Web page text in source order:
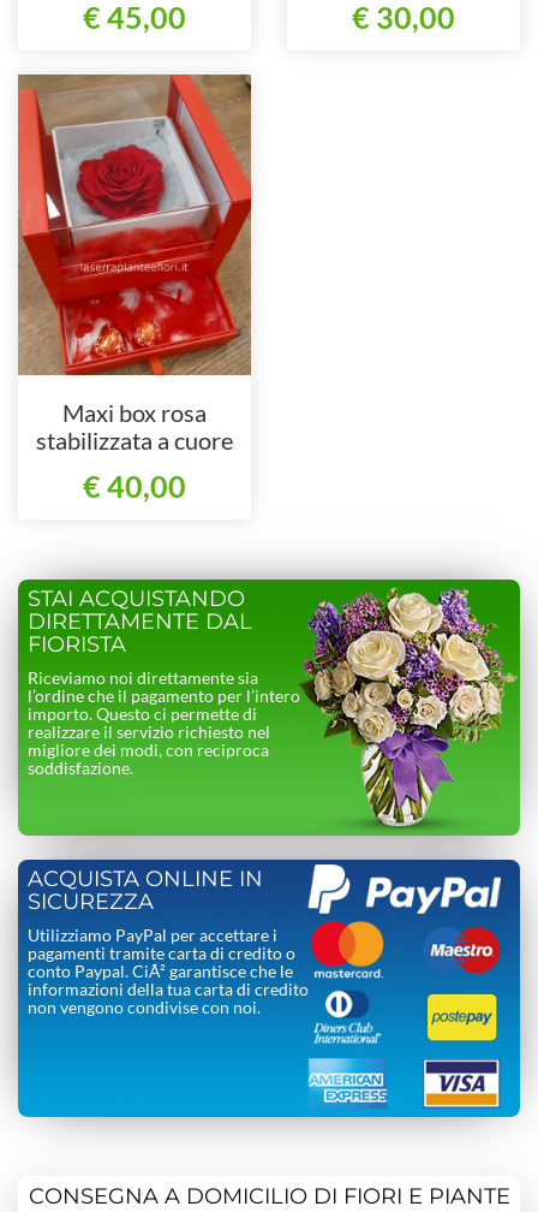
€ 45,00 € 30,00
Maxi box rosa
stabilizzata a cuore
€ 40,00
STAI ACQUISTANDO
DIRETTAMENTE DAL
FIORISTA
Riceviamo noi direttamente sia
l’ordine che il pagamento per l’intero
importo. Questo ci permette di
realizzare il servizio richiesto nel
migliore dei modi, con reciproca
soddisfazione.
ACQUISTA ONLINE IN
SICUREZZA
Utilizziamo PayPal per accettare i
pagamenti tramite carta di credito o
conto Paypal. CiÃ² garantisce che le
informazioni della tua carta di credito
non vengono condivise con noi.
CONSEGNA A DOMICILIO DI FIORI E PIANTE